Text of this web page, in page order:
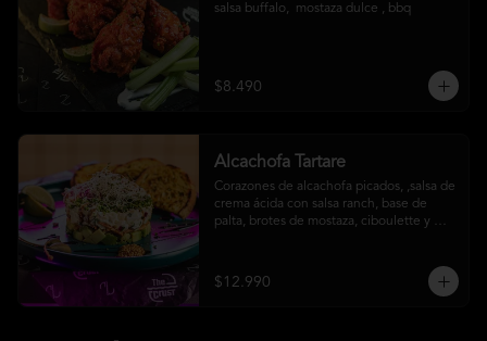
salsa buffalo,  mostaza dulce , bbq
$8.490
Alcachofa Tartare
Corazones de alcachofa picados, ,salsa de
crema ácida con salsa ranch, base de
palta, brotes de mostaza, ciboulette y
$12.990